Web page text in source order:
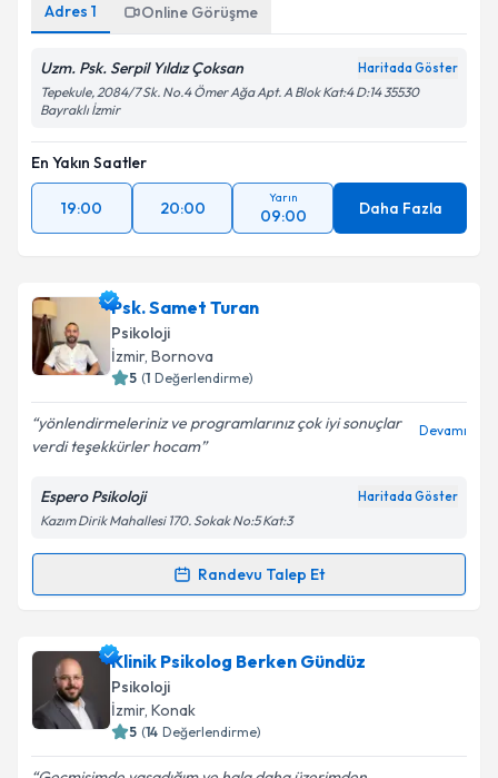
Adres 1 Online Görüşme
Uzm. Psk. Serpil Yıldız Çoksan Haritada Göster
Tepekule, 2084/7 Sk. No.4 Ömer Ağa Apt. A Blok Kat:4 D:14 35530
Bayraklı İzmir
En Yakın Saatler
19:00 20:00
Yarın
09:00 Daha Fazla
Psk. Samet Turan
Psikoloji
İzmir, Bornova
5 (1 Değerlendirme)
yönlendirmeleriniz ve programlarınız çok iyi sonuçlar
verdi teşekkürler hocam
Devamı
Espero Psikoloji Haritada Göster
Kazım Dirik Mahallesi 170. Sokak No:5 Kat:3
Randevu Talep Et
Randevu Takvimi Talebi
Psk. Samet Turaniçin randevu takvimi talebi
oluşturun. Size bu uzmandan randevu almanız için bir
takvim hazırlandığında e-posta ile bilgilendireceğiz.
Klinik Psikolog Berken Gündüz
Psikoloji
İzmir, Konak
5 (14 Değerlendirme)